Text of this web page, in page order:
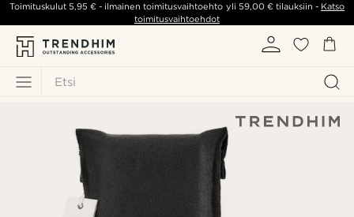
Etsi
Toimituskulut5,95 € - ilmainen toimitusvaihtoehto yli 59,00 €tilauksiin - Katso
toimitusvaihtoehdot